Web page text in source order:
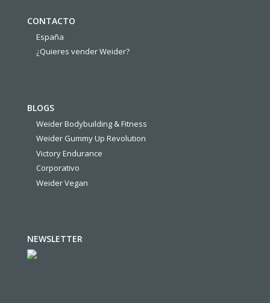
CONTACTO
España
¿Quieres vender Weider?
BLOGS
Weider Bodybuilding & Fitness
Weider Gummy Up Revolution
Victory Endurance
Corporativo
Weider Vegan
NEWSLETTER